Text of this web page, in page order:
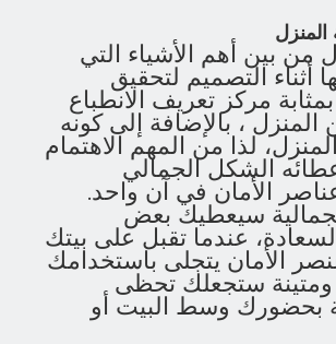
المنزل
من بين أهم الأشياء التي
أثناء التصميم لتحقيق
مركز تعريف الانطباع
، بالإضافة إلى كونه
لذا من المهم الاهتمام
الشكل الجمالي
الأمان في آن واحد.
سيعطيك بعض
عندما تقبل على بيتك
الأمان يتجلى باستخدامك
ومتينة ستجعلك تحظى
بحضورك وسط البيت أو